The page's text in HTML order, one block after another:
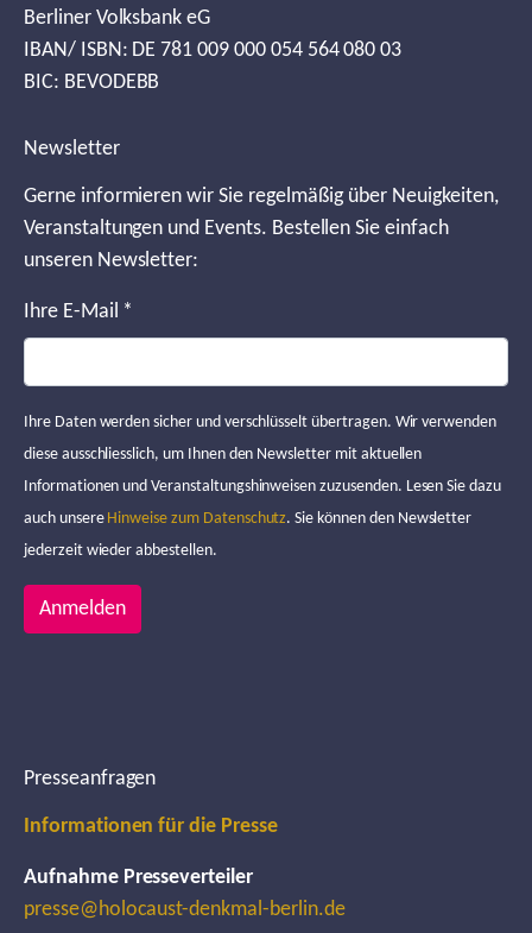
Berliner Volksbank eG
IBAN/ ISBN: DE 781 009 000 054 564 080 03
BIC: BEVODEBB
Newsletter
Gerne informieren wir Sie regelmäßig über Neuigkeiten,
Veranstaltungen und Events. Bestellen Sie einfach
unseren Newsletter:
Ihre E-Mail *
Ihre Daten werden sicher und verschlüsselt übertragen. Wir verwenden
diese ausschliesslich, um Ihnen den Newsletter mit aktuellen
Informationen und Veranstaltungshinweisen zuzusenden. Lesen Sie dazu
auch unsere Hinweise zum Datenschutz. Sie können den Newsletter
jederzeit wieder abbestellen.
Anmelden
Presseanfragen
Informationen für die Presse
Aufnahme Presseverteiler
presse@holocaust-denkmal-berlin.de